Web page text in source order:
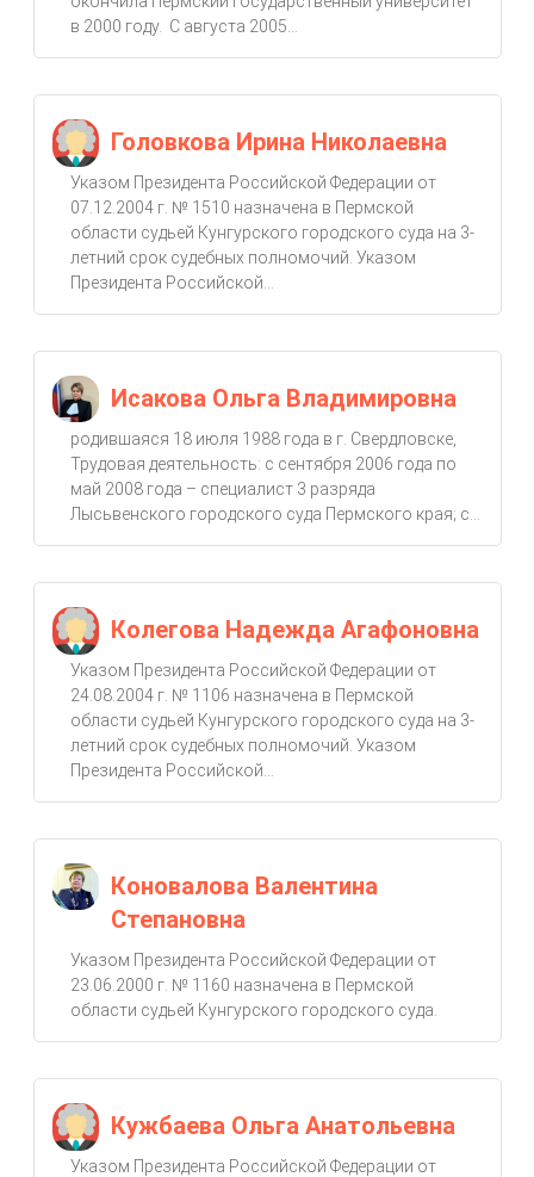
в 2000 году. С августа 2005...
Головкова Ирина Николаевна
Указом Президента Российской Федерации от
07.12.2004 г. № 1510 назначена в Пермской
области судьей Кунгурского городского суда на 3-
летний срок судебных полномочий. Указом
Президента Российской...
Исакова Ольга Владимировна
родившаяся 18 июля 1988 года в г. Свердловске,
Трудовая деятельность: с сентября 2006 года по
май 2008 года – специалист 3 разряда
Лысьвенского городского суда Пермского края; с...
Колегова Надежда Агафоновна
Указом Президента Российской Федерации от
24.08.2004 г. № 1106 назначена в Пермской
области судьей Кунгурского городского суда на 3-
летний срок судебных полномочий. Указом
Президента Российской...
Коновалова Валентина
Степановна
Указом Президента Российской Федерации от
23.06.2000 г. № 1160 назначена в Пермской
области судьей Кунгурского городского суда.
Кужбаева Ольга Анатольевна
Указом Президента Российской Федерации от